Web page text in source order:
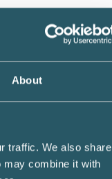
About
traffic. We also share
may combine it with